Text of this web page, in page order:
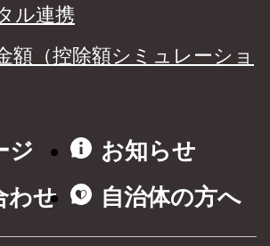
ル連携
額（控除額シミュレーショ
ジ
お知らせ
わせ
自治体の方へ